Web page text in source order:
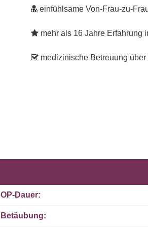
einfühlsame Von-Frau-zu-
mehr als 16 Jahre Erfahrung
medizinische Betreuung
OP-Dauer:
Betäubung: